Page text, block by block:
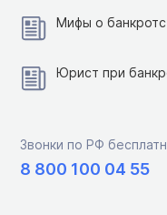
Мифы о
Юрист при
Звонки по РФ
8 800 100 04 55